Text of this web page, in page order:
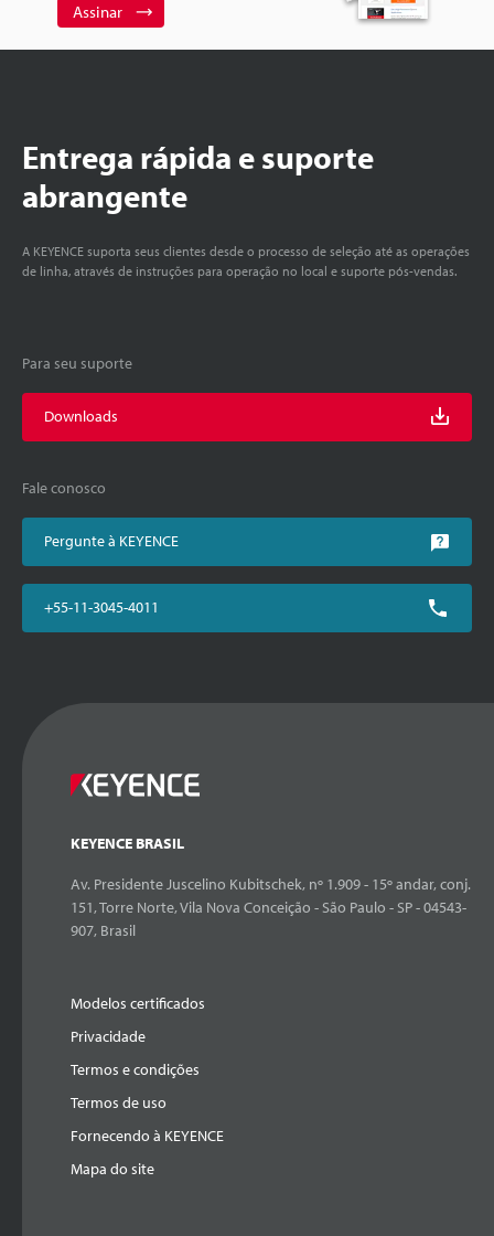
Assinar
Entrega rápida e suporte
abrangente
A KEYENCE suporta seus clientes desde o processo de seleção até as operações
de linha, através de instruções para operação no local e suporte pós-vendas.
Para seu suporte
Downloads
Fale conosco
Pergunte à KEYENCE
+55-11-3045-4011
KEYENCE BRASIL
Av. Presidente Juscelino Kubitschek, nº 1.909 - 15º andar, conj.
151, Torre Norte, Vila Nova Conceição - São Paulo - SP - 04543-
907, Brasil
Modelos certificados
Privacidade
Termos e condições
Termos de uso
Fornecendo à KEYENCE
Mapa do site